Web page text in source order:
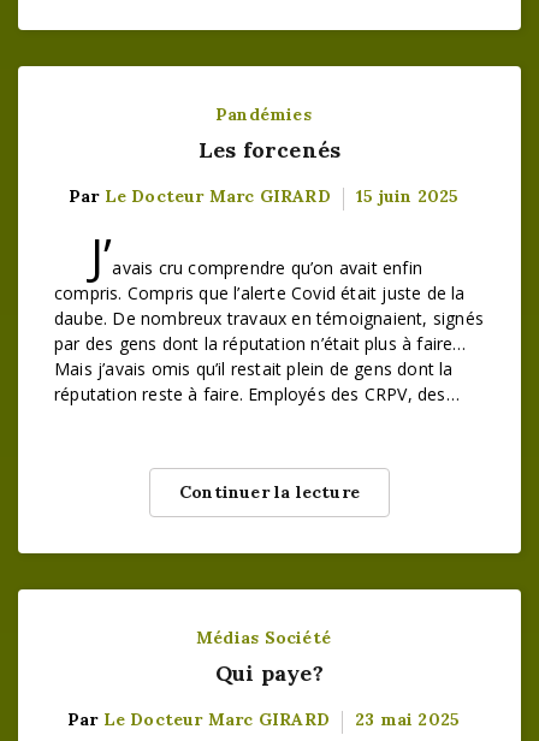
Pandémies
Les forcenés
Par Le Docteur Marc GIRARD 15 juin 2025
J’avais cru comprendre qu’on avait enfin
compris. Compris que l’alerte Covid était juste de la
daube. De nombreux travaux en témoignaient, signés
par des gens dont la réputation n’était plus à faire…
Mais j’avais omis qu’il restait plein de gens dont la
réputation reste à faire. Employés des CRPV, des…
Continuer la lecture
Médias Société
Qui paye?
Par Le Docteur Marc GIRARD 23 mai 2025